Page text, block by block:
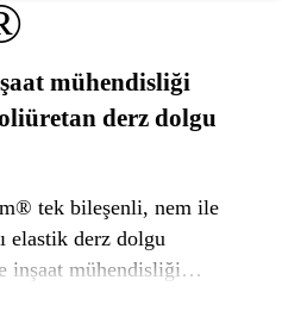
mühendisliği
derz dolgu
tek bileşenli, nem ile
elastik derz dolgu
inşaat mühendisliği